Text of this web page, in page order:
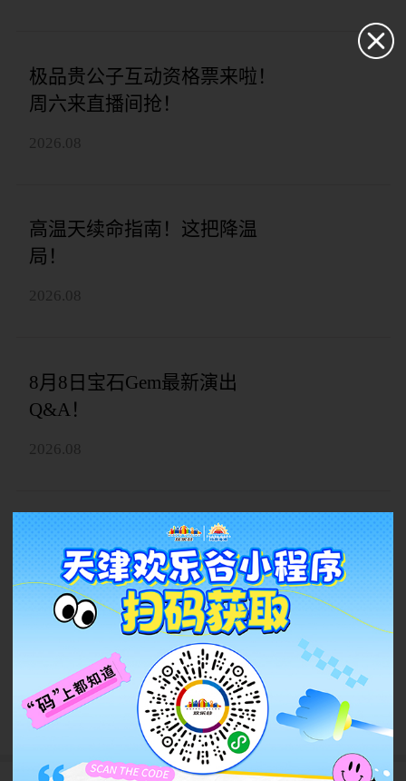
极品贵公子互动资格票来啦！
周六来直播间抢！
2026.08
高温天续命指南！这把降温
局！
2026.08
8月8日宝石Gem最新演出
Q&A！
2026.08
2万起征集“一出好戏”！天欢
邀你一起搞事情！
2026.08
查看更多